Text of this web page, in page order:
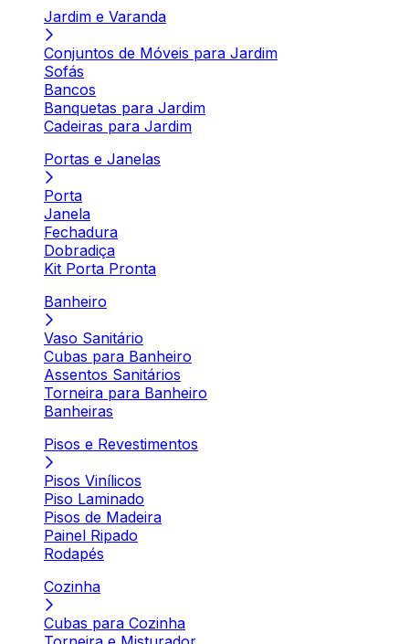
Jardim e Varanda
Conjuntos de Móveis para Jardim
Sofás
Bancos
Banquetas para Jardim
Cadeiras para Jardim
Portas e Janelas
Porta
Janela
Fechadura
Dobradiça
Kit Porta Pronta
Banheiro
Vaso Sanitário
Cubas para Banheiro
Assentos Sanitários
Torneira para Banheiro
Banheiras
Pisos e Revestimentos
Pisos Vinílicos
Piso Laminado
Pisos de Madeira
Painel Ripado
Rodapés
Cozinha
Cubas para Cozinha